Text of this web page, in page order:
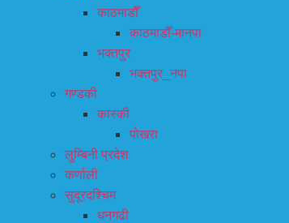
काठमाडौँ
काठमाडौँ-मानपा
भक्तपुर
भक्तपुर_नपा
गण्डकी
कास्की
पोखरा
लुम्बिनी प्रदेश
कर्णाली
सुदूरदश्चिम
धनगढी